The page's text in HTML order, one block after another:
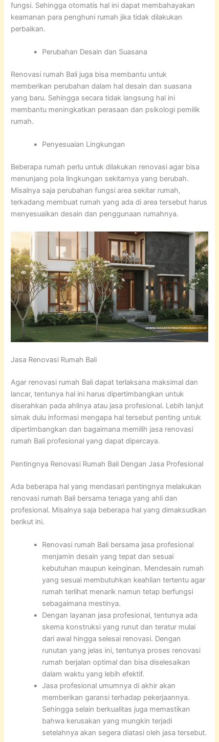
fungsi. Sehingga otomatis hal ini dapat membahayakan
keamanan para penghuni rumah jika tidak dilakukan
perbaikan.
Perubahan Desain dan Suasana
Renovasi rumah Bali juga bisa membantu untuk
memberikan perubahan dalam hal desain dan suasana
yang baru. Sehingga secara tidak langsung hal ini
membantu meningkatkan perasaan dan psikologi pemilik
rumah.
Penyesuaian Lingkungan
Beberapa rumah perlu untuk dilakukan renovasi agar bisa
menunjang pola lingkungan sekitarnya yang berubah.
Misalnya saja perubahan fungsi area sekitar rumah,
terkadang membuat rumah yang ada di area tersebut harus
menyesuaikan desain dan penggunaan rumahnya.
Jasa Renovasi Rumah Bali
Agar renovasi rumah Bali dapat terlaksana maksimal dan
lancar, tentunya hal ini harus dipertimbangkan untuk
diserahkan pada ahlinya atau jasa profesional. Lebih lanjut
simak dulu informasi mengapa hal tersebut penting untuk
dipertimbangkan dan bagaimana memilih jasa renovasi
rumah Bali profesional yang dapat dipercaya.
Pentingnya Renovasi Rumah Bali Dengan Jasa Profesional
Ada beberapa hal yang mendasari pentingnya melakukan
renovasi rumah Bali bersama tenaga yang ahli dan
profesional. Misalnya saja beberapa hal yang dimaksudkan
berikut ini.
Renovasi rumah Bali bersama jasa profesional
menjamin desain yang tepat dan sesuai
kebutuhan maupun keinginan. Mendesain rumah
yang sesuai membutuhkan keahlian tertentu agar
rumah terlihat menarik namun tetap berfungsi
sebagaimana mestinya.
Dengan layanan jasa profesional, tentunya ada
skema konstruksi yang runut dan teratur mulai
dari awal hingga selesai renovasi. Dengan
runutan yang jelas ini, tentunya proses renovasi
rumah berjalan optimal dan bisa diselesaikan
dalam waktu yang lebih efektif.
Jasa profesional umumnya di akhir akan
memberikan garansi terhadap pekerjaannya.
Sehingga selain berkualitas juga memastikan
bahwa kerusakan yang mungkin terjadi
setelahnya akan segera diatasi oleh jasa tersebut.